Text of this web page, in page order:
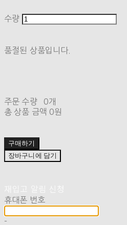
수량
품절된 상품입니다.
주문 수량
0개
총 상품 금액 0원
구매하기
장바구니에 담기
휴대폰 번호
-